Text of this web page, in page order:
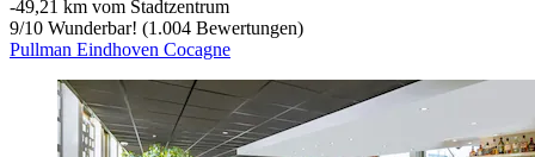
‐49,21 km vom Stadtzentrum
9/10 Wunderbar! (1.004 Bewertungen)
Pullman Eindhoven Cocagne